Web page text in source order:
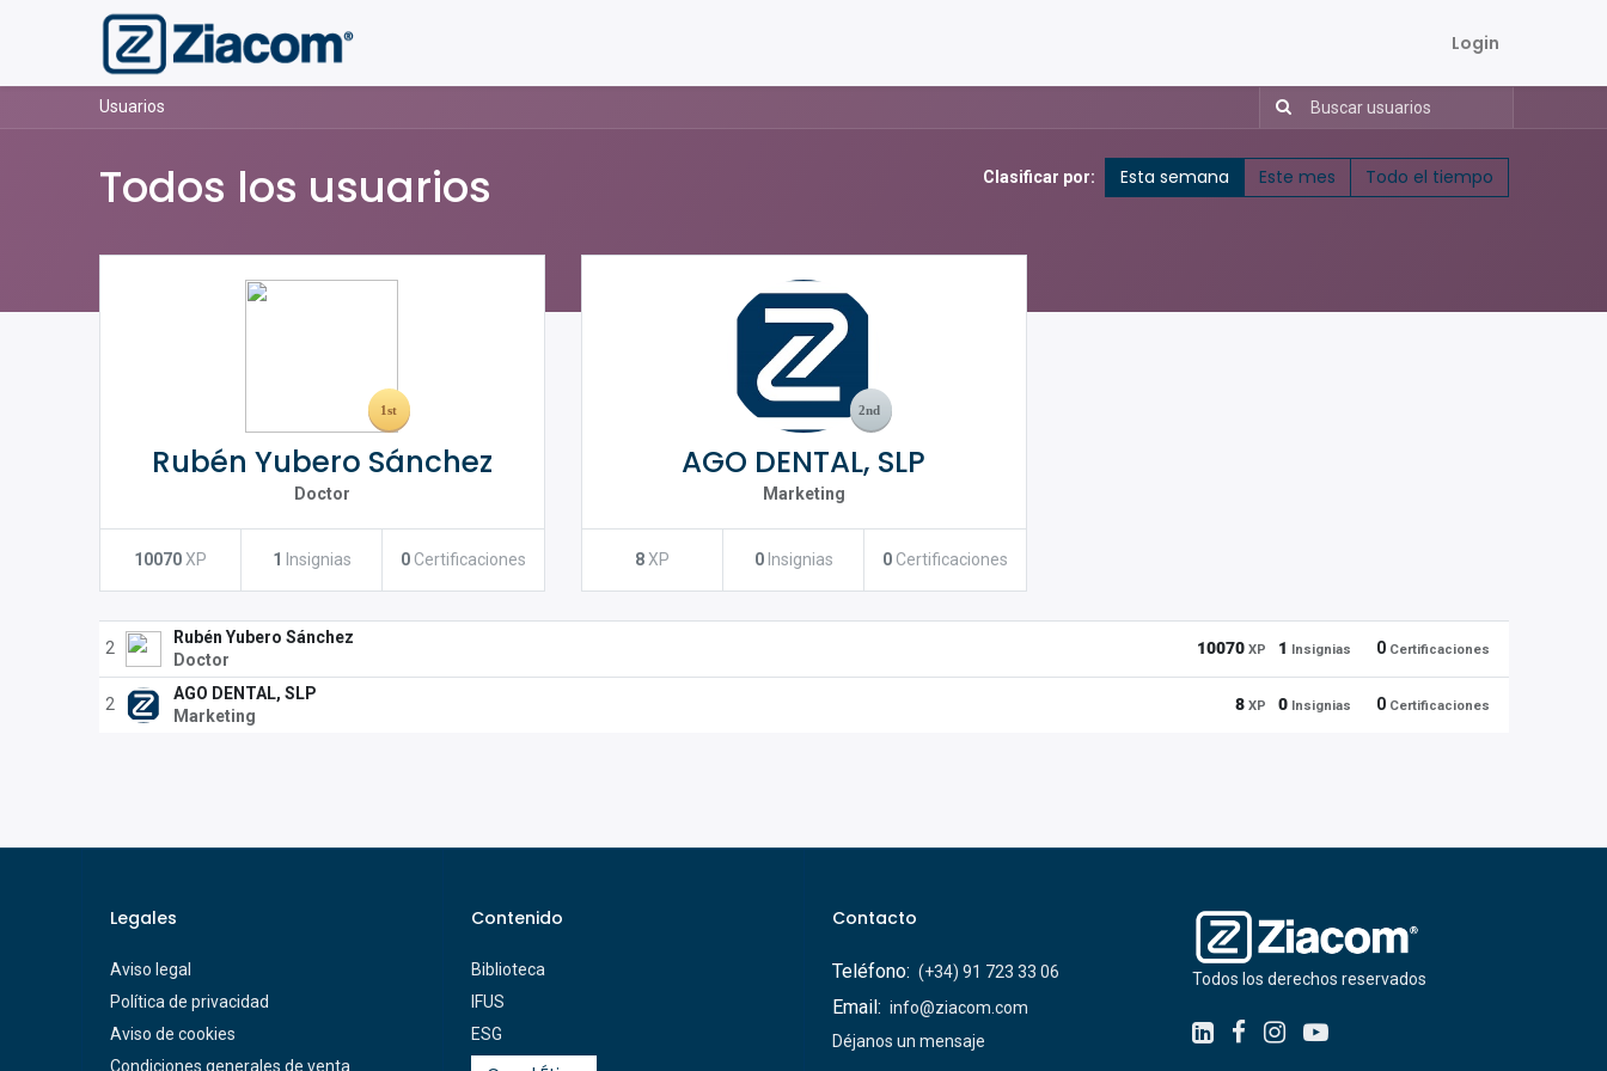
Login
Usuarios
Todos los usuarios Clasificar por: Esta semana Este mes Todo el tiempo
Rubén Yubero Sánchez
Doctor
10070XP 1 Insignias 0 Certificaciones
AGO DENTAL, SLP
Marketing
8XP 0 Insignias 0 Certificaciones
2
Rubén Yubero Sánchez
Doctor
10070 XP 1 Insignias 0 Certificaciones
2
AGO DENTAL, SLP
Marketing
8 XP 0 Insignias 0 Certificaciones
Legales
Aviso legal
Política de privacidad
Aviso de cookies
Condiciones generales de venta
Contenido
Biblioteca
IFUS
ESG
Contacto
Teléfono: (+34) 91 723 33 06
Email: info@ziacom.com
Déjanos un mensaje
Todos los derechos reservados